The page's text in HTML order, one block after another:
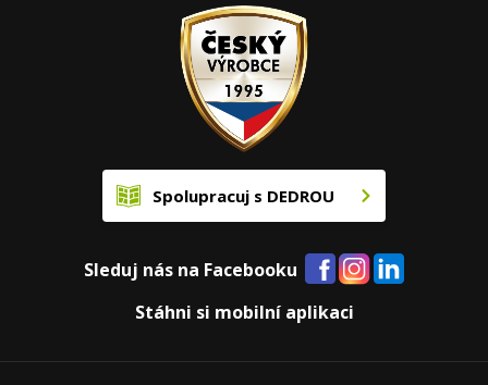
Spolupracuj s DEDROU
Sleduj nás na Facebooku
Stáhni si mobilní aplikaci